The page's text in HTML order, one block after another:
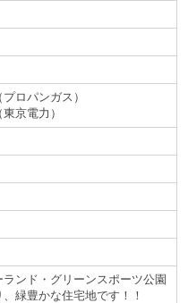
ロパンガス）
京電力）
ンド・グリーンスポーツ公園
緑豊かな住宅地です！！